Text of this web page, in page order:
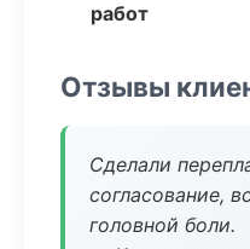
работ
Отзывы
Сделали
согласование,
головной боли.